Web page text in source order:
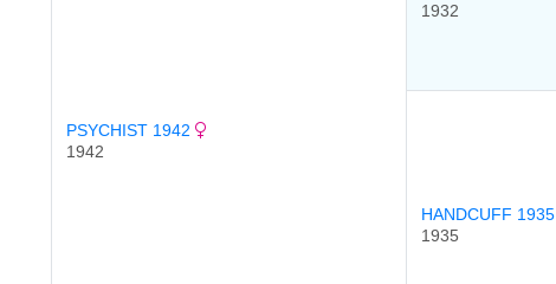
PSYCHIST 1942
1942
1932
HANDCUFF 1935
1935